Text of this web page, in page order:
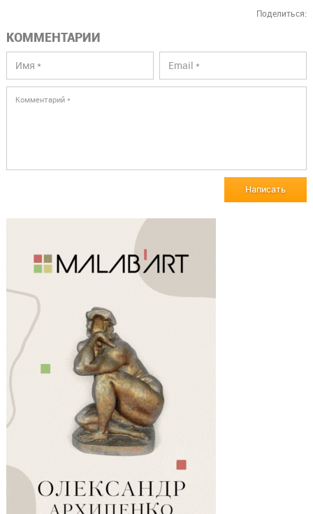
Поделиться:
КОММЕНТАРИИ
Написать